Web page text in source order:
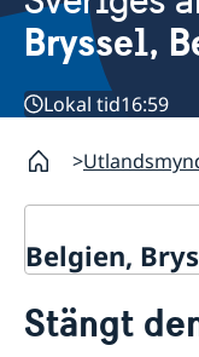
Bryssel,
Lokal tid16:59
Belgien,
Tidsbokning
Stängt